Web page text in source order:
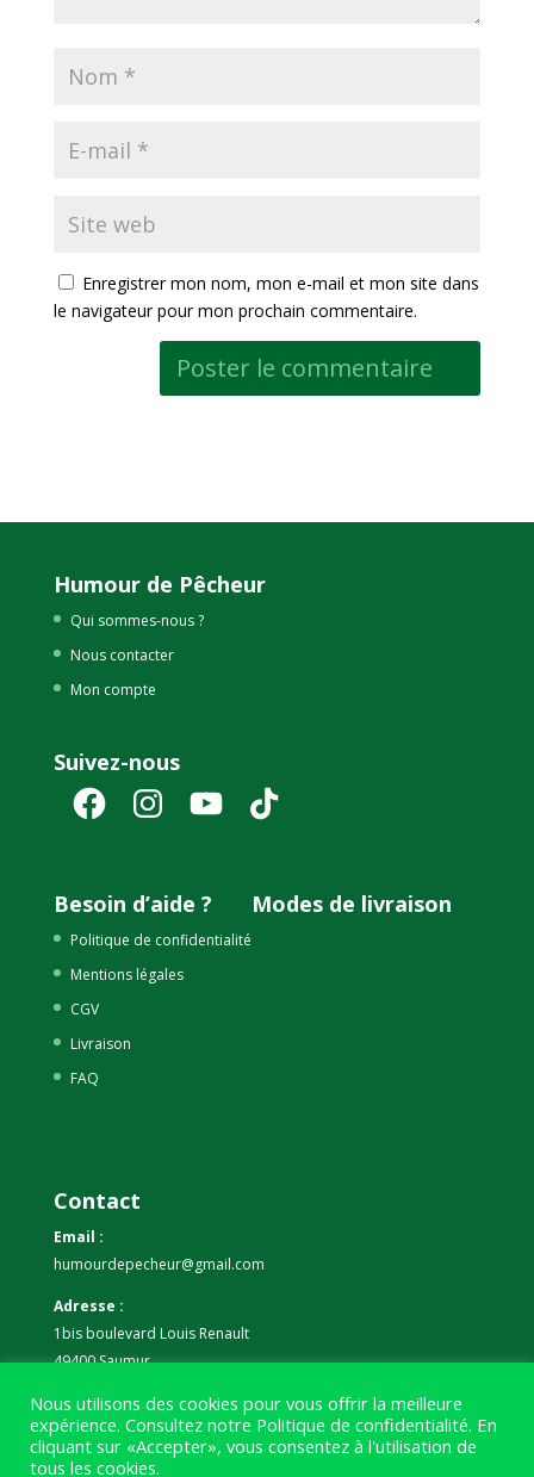
Enregistrer mon nom, mon e-mail et mon site dans
le navigateur pour mon prochain commentaire.
Humour de Pêcheur
Qui sommes-nous ?
Nous contacter
Mon compte
Suivez-nous
FacebookInstagramYouTube TikTok
Besoin d’aide ?
Politique de confidentialité
Mentions légales
CGV
Livraison
FAQ
Modes de livraison
Contact
Email :
humourdepecheur@gmail.com
Adresse :
1bis boulevard Louis Renault
49400 Saumur
Téléphone :
07 59 61 06 63
Nous utilisons des cookies pour vous offrir la meilleure
expérience. Consultez notre Politique de confidentialité. En
cliquant sur «Accepter», vous consentez à l'utilisation de
tous les cookies.